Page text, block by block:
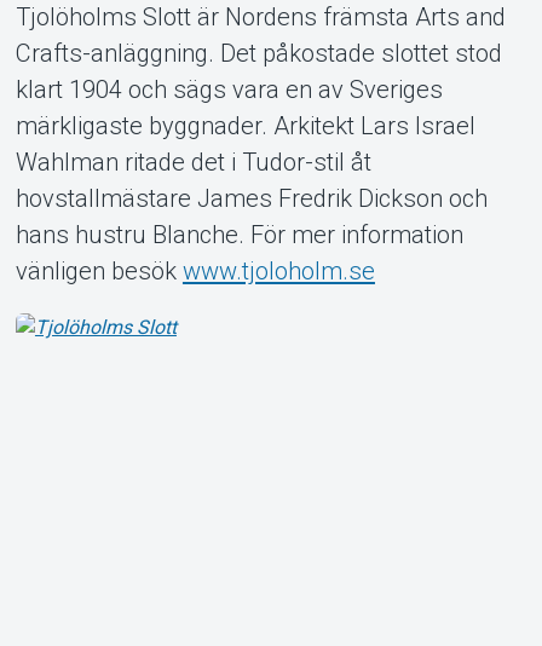
Om Tickster
Tjolöholms Slott är Nordens främsta Arts and
Crafts-anläggning. Det påkostade slottet stod
klart 1904 och sägs vara en av Sveriges
märkligaste byggnader. Arkitekt Lars Israel
Wahlman ritade det i Tudor-stil åt
hovstallmästare James Fredrik Dickson och
hans hustru Blanche. För mer information
vänligen besök www.tjoloholm.se